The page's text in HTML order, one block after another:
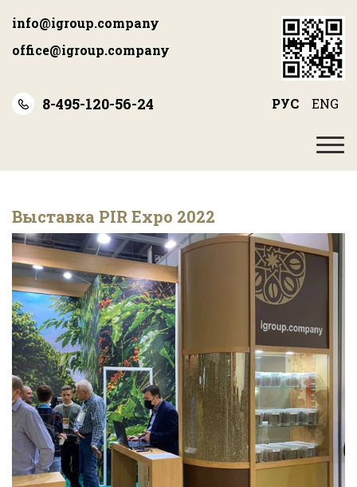
основному
info@igroup.company
office@igroup.company
8-495-120-56-24 РУС ENG
Выставка PIR Expo 2022